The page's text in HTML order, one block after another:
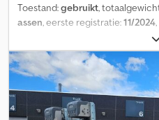
Toestand:gebruikt,
assen , eerste registratie:11/2024